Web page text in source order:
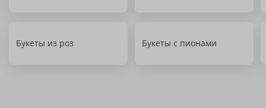
Букеты из роз Букеты с пионами